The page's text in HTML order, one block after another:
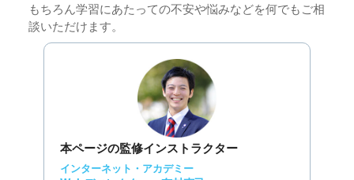
もちろん学習にあたっての不安や悩みなどを何でもご相
談いただけます。
本ページの監修インストラクター
インターネット・アカデミー